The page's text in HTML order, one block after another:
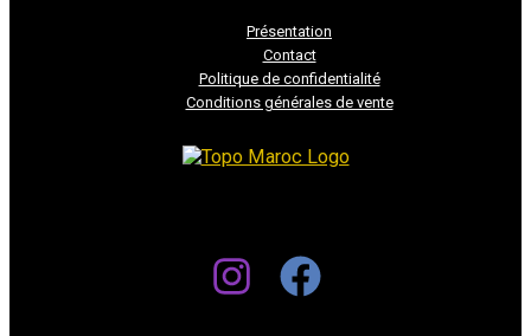
Présentation
Contact
Politique de confidentialité
Conditions générales de vente